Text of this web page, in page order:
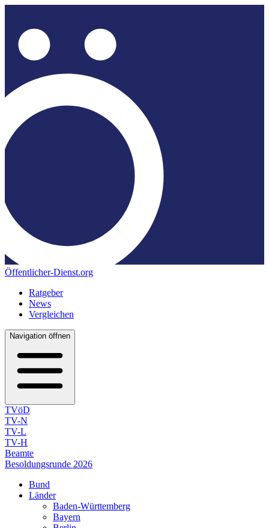
Öffentlicher-Dienst.org
Ratgeber
News
Vergleichen
Navigation öffnen
TVöD
TV-N
TV-L
TV-H
Beamte
Besoldungsrunde 2026
Bund
Länder
Baden-Württemberg
Bayern